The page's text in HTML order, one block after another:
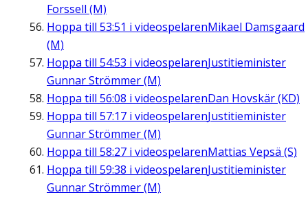
Forssell (M)
Hoppa till 53:51 i videospelarenMikael Damsgaard
(M)
Hoppa till 54:53 i videospelarenJustitieminister
Gunnar Strömmer (M)
Hoppa till 56:08 i videospelarenDan Hovskär (KD)
Hoppa till 57:17 i videospelarenJustitieminister
Gunnar Strömmer (M)
Hoppa till 58:27 i videospelarenMattias Vepsä (S)
Hoppa till 59:38 i videospelarenJustitieminister
Gunnar Strömmer (M)